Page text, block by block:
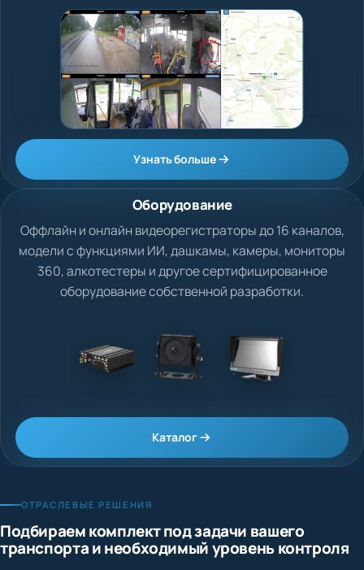
Узнать больше
Оборудование
Оффлайн и онлайн видеорегистраторы до 16 каналов,
модели с функциями ИИ, дашкамы, камеры, мониторы
360, алкотестеры и другое сертифицированное
оборудование собственной разработки.
Каталог
ОТРАСЛЕВЫЕ РЕШЕНИЯ
Подбираем комплект под задачи вашего
транспорта и необходимый уровень контроля